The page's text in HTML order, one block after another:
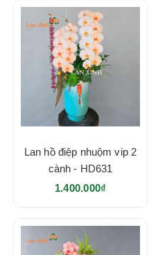
Lan hồ điệp nhuộm vip 2
cành - HD631
1.400.000₫